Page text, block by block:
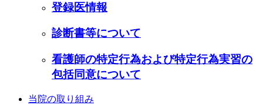
登録医情報
診断書等について
看護師の特定行為および特定行為実習の
包括同意について
当院の取り組み